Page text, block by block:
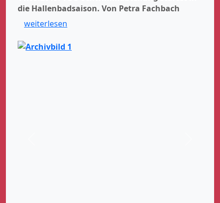
die Hallenbadsaison. Von Petra Fachbach
weiterlesen